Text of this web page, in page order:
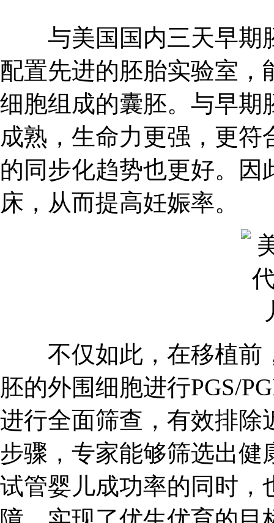
与美国国内三天早期
配置先进的胚胎实验室，
细胞组成的囊胚。与早期
成熟，生命力更强，更
的同步化趋势也更好。
床，从而提高妊娠率。
不仅如此，在移植前
胚的外围细胞进行PGS/
进行全面筛查，有效排除
步骤，专家能够筛选出健
试管婴儿成功率的同时，